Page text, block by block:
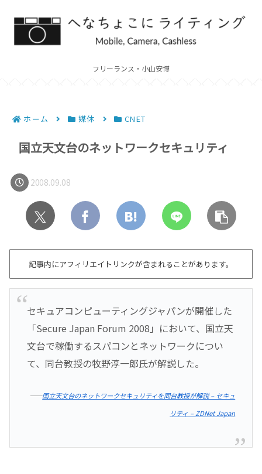
フリーランス・小山安博
ホーム 媒体 CNET
国立天文台のネットワークセキュリティ
2008.09.08
記事内にアフィリエイトリンクが含まれることがあります。
セキュアコンピューティングジャパンが開催した
「Secure Japan Forum 2008」において、国立天
文台で稼働するスパコンとネットワークについ
て、同台教授の牧野淳一郎氏が解説した。
――国立天文台のネットワークセキュリティを同台教授が解説 – セキュ
リティ – ZDNet Japan